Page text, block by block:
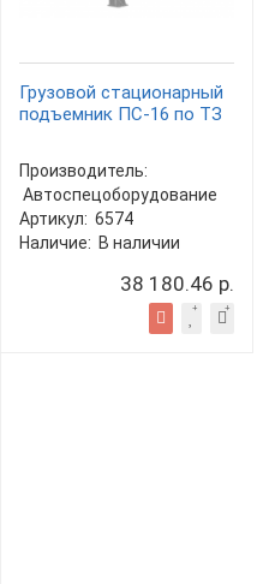
Грузовой стационарный
подъемник ПС-16 по ТЗ
Производитель:
Автоспецоборудование
Артикул: 6574
Наличие: В наличии
38 180.46 р.